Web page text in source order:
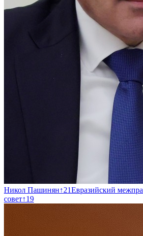
Никол Пашинян↑21Евразийский
совет↑19